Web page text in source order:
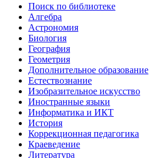
Поиск по библиотеке
Алгебра
Астрономия
Биология
География
Геометрия
Дополнительное образование
Естествознание
Изобразительное искусство
Иностранные языки
Информатика и ИКТ
История
Коррекционная педагогика
Краеведение
Литература